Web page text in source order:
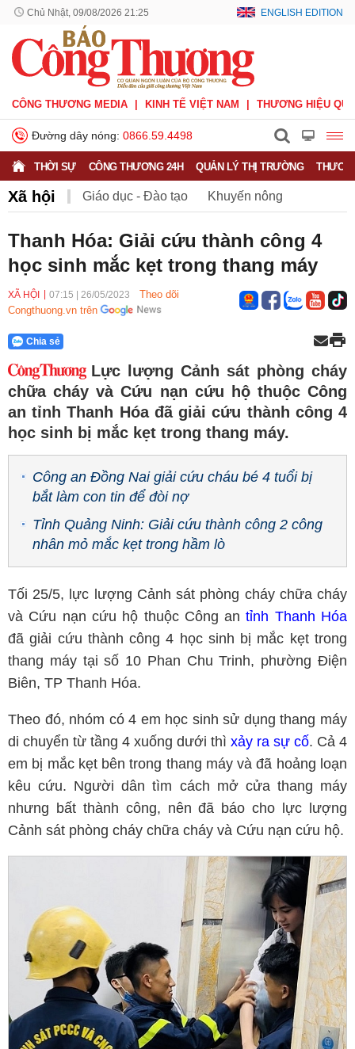
Chủ Nhật, 09/08/2026 21:25 ENGLISH EDITION
CÔNG THƯƠNG MEDIA KINH TẾ VIỆT NAM THƯƠNG HIỆU
Đường dây nóng: 0866.59.4498
THỜI SỰ CÔNG THƯƠNG 24H QUẢN LÝ THỊ TRƯỜNG
Xã hội Giáo dục - Đào tạo Khuyến nông
Phát triển bền vững Sức khỏe Việc làm
Thanh Hóa: Giải cứu thành công 4
học sinh mắc kẹt trong thang máy
XÃ HỘI 07:15 26/05/2023
Theo dõi
Congthuong.vn trên
Chia sẻ
Lực lượng Cảnh sát phòng cháy
chữa cháy và Cứu nạn cứu hộ thuộc Công
an tỉnh Thanh Hóa đã giải cứu thành công 4
học sinh bị mắc kẹt trong thang máy.
Công an Đồng Nai giải cứu cháu bé 4 tuổi bị
bắt làm con tin để đòi nợ
Tỉnh Quảng Ninh: Giải cứu thành công 2 công
nhân mỏ mắc kẹt trong hầm lò
Tối 25/5, lực lượng Cảnh sát phòng cháy chữa cháy
và Cứu nạn cứu hộ thuộc Công antỉnh Thanh Hóa
đã giải cứu thành công 4 học sinh bị mắc kẹt trong
thang máy tại số 10 Phan Chu Trinh, phường Điện
Biên, TP Thanh Hóa.
Theo đó, nhóm có 4 em học sinh sử dụng thang máy
di chuyển từ tầng 4 xuống dưới thì xảy ra sự cố. Cả 4
em bị mắc kẹt bên trong thang máy và đã hoảng loạn
kêu cứu. Người dân tìm cách mở cửa thang máy
nhưng bất thành công, nên đã báo cho lực lượng
Cảnh sát phòng cháy chữa cháy và Cứu nạn cứu hộ.